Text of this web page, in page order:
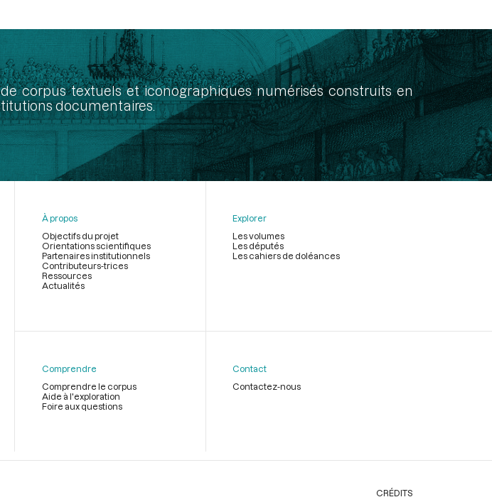
corpus textuels et iconographiques numérisés construits en
documentaires.
page
À propos
Objectifs du projet
Orientations scientifiques
Partenaires institutionnels
Contributeurs-trices
Ressources
Actualités
Explorer
Les volumes
Les députés
Les cahiers de doléances
Comprendre
Comprendre le corpus
Aide à l'exploration
Foire aux questions
Contact
Contactez-nous
CRÉDITS